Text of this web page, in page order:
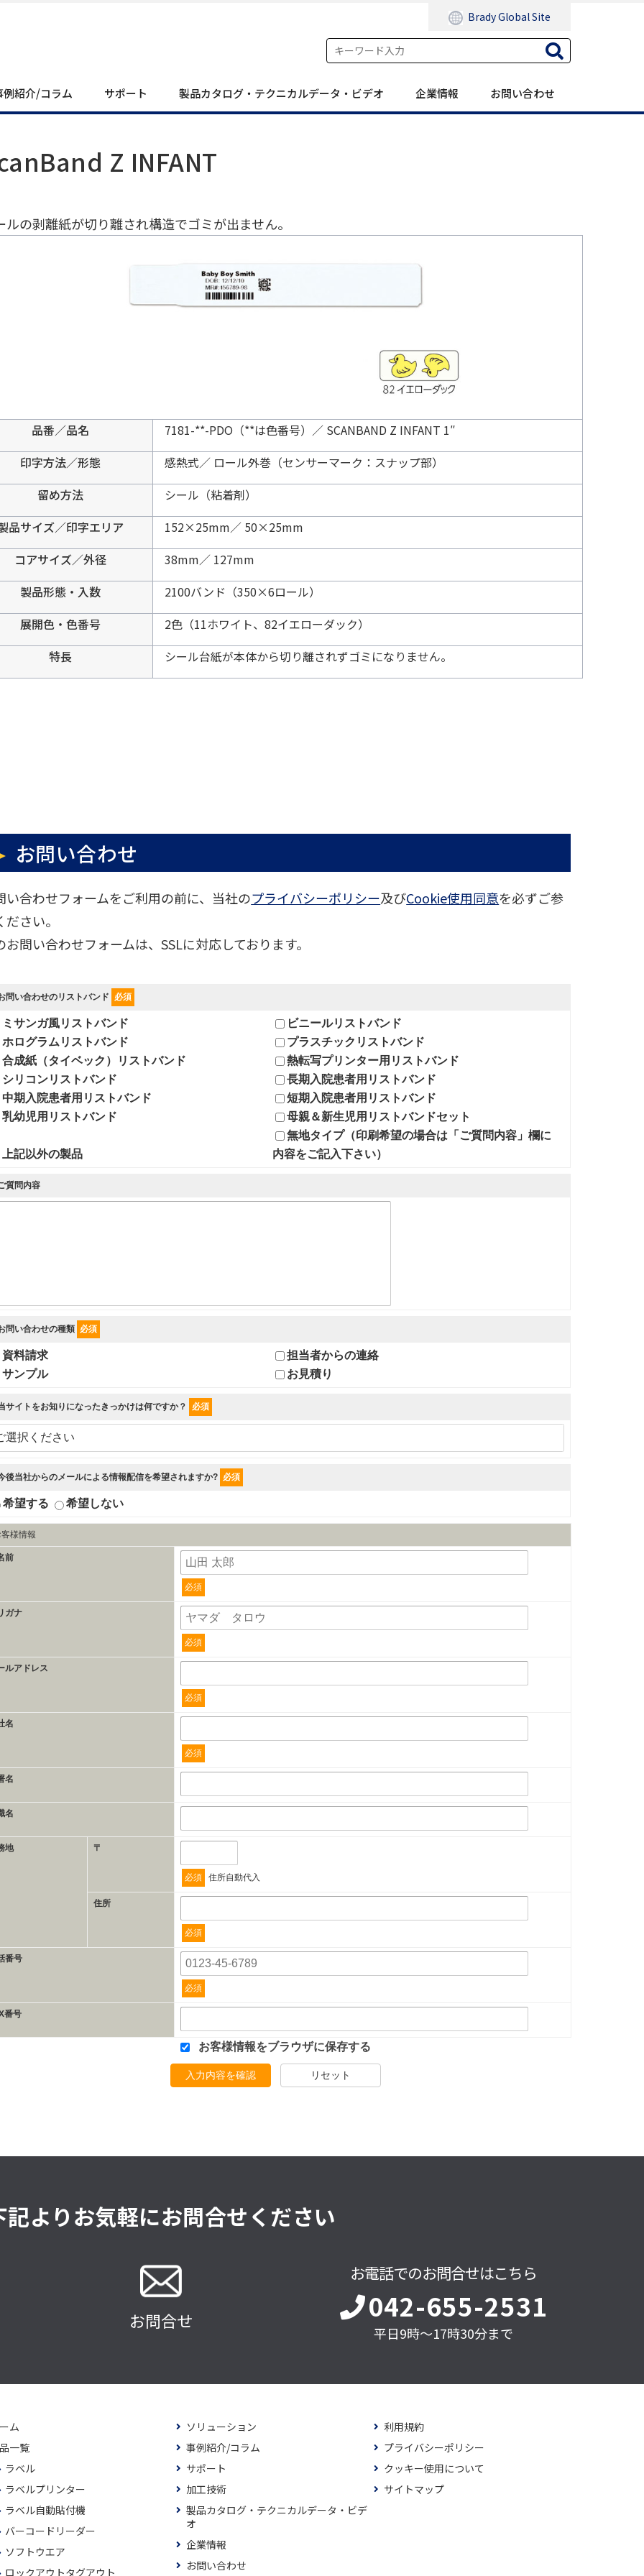
Brady Global Site
例紹介/コラム サポート 製品カタログ・テクニカルデータ・ビデオ 企業情報 お問い合わせ
Z INFANT
ルの剥離紙が切り離され構造でゴミが出ません。
品番／品名
7181-**-PDO（**は色番号）／ SCANBAND Z INFANT 1″
印字方法／形態
感熱式／ ロール外巻（センサーマーク：スナップ部）
留め方法
シール（粘着剤）
品サイズ／印字エリア
152×25mm／ 50×25mm
コアサイズ／外径
38mm／ 127mm
製品形態・入数
2100バンド（350×6ロール）
展開色・色番号
2色（11ホワイト、82イエローダック）
特長
シール台紙が本体から切り離されずゴミになりません。
お問い合わせ
い合わせフォームをご利用の前に、当社のプライバシーポリシー及びCookie使用同意を必ずご参
ださい。
お問い合わせフォームは、SSLに対応しております。
問い合わせのリストバンド 必須
ミサンガ風リストバンド
ビニールリストバンド
ホログラムリストバンド
プラスチックリストバンド
合成紙（タイベック）リストバンド
熱転写プリンター用リストバンド
シリコンリストバンド
長期入院患者用リストバンド
中期入院患者用リストバンド
短期入院患者用リストバンド
乳幼児用リストバンド
母親＆新生児用リストバンドセット
上記以外の製品
無地タイプ（印刷希望の場合は「ご質問内容」欄に
内容をご記入下さい）
質問内容
問い合わせの種類 必須
資料請求
担当者からの連絡
サンプル
お見積り
サイトをお知りになったきっかけは何ですか？ 必須
後当社からのメールによる情報配信を希望されますか? 必須
希望する 希望しない
様情報
前
必須
ガナ
必須
ルアドレス
必須
名
必須
名
名
地 〒
必須 住所自動代入
住所
必須
番号
必須
番号
お客様情報をブラウザに保存する
入力内容を確認 リセット
記よりお気軽にお問合せください
お問合せ
お電話でのお問合せはこちら
042-655-2531
平日9時～17時30分まで
ム
一覧
ラベル
ラベルプリンター
ラベル自動貼付機
バーコードリーダー
ソフトウエア
ロックアウトタグアウト
ソリューション
事例紹介/コラム
サポート
加工技術
製品カタログ・テクニカルデータ・ビデ
オ
企業情報
お問い合わせ
利用規約
プライバシーポリシー
クッキー使用について
サイトマップ